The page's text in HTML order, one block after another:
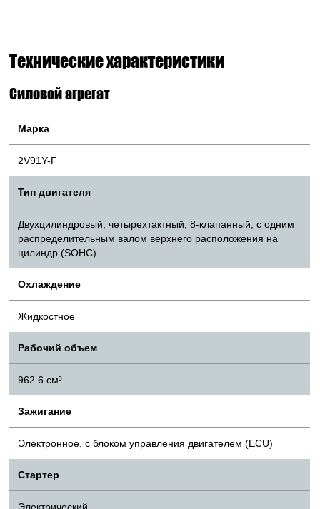
Технические характеристики
Силовой агрегат
Марка
2V91Y-F
Тип двигателя
Двухцилиндровый, четырехтактный, 8-клапанный, с одним
распределительным валом верхнего расположения на
цилиндр (SOHC)
Охлаждение
Жидкостное
Рабочий объем
962.6 см³
Зажигание
Электронное, с блоком управления двигателем (ECU)
Стартер